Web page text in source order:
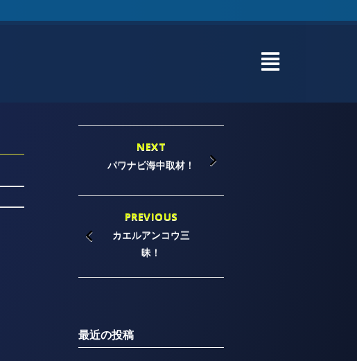
NEXT
パワナビ海中取材！
PREVIOUS
カエルアンコウ三
昧！
最近の投稿